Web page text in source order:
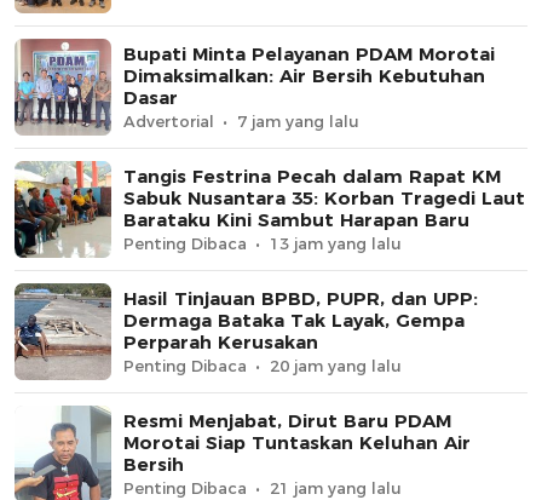
Bupati Minta Pelayanan PDAM Morotai
Dimaksimalkan: Air Bersih Kebutuhan
Dasar
Advertorial 7 jam yang lalu
Tangis Festrina Pecah dalam Rapat KM
Sabuk Nusantara 35: Korban Tragedi Laut
Barataku Kini Sambut Harapan Baru
Penting Dibaca 13 jam yang lalu
Hasil Tinjauan BPBD, PUPR, dan UPP:
Dermaga Bataka Tak Layak, Gempa
Perparah Kerusakan
Penting Dibaca 20 jam yang lalu
Resmi Menjabat, Dirut Baru PDAM
Morotai Siap Tuntaskan Keluhan Air
Bersih
Penting Dibaca 21 jam yang lalu